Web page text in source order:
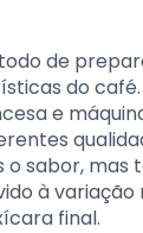
de
do
e
sabor, mas
à variação
final.